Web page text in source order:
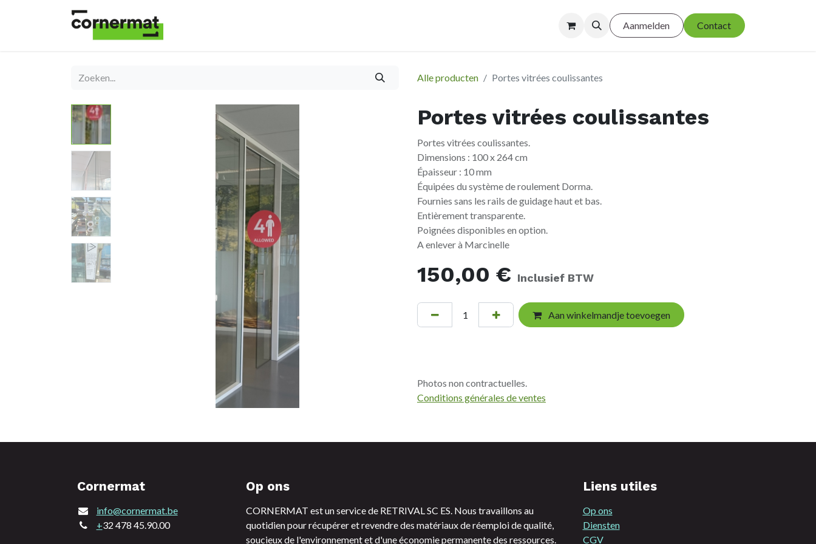
Aanmelden Contact
Alle producten Portes vitrées coulissantes
Portes vitrées coulissantes
Portes vitrées coulissantes.
Dimensions : 100 x 264 cm
Épaisseur : 10 mm
Équipées du système de roulement Dorma.
Fournies sans les rails de guidage haut et bas.
Entièrement transparente.
Poignées disponibles en option.
A enlever à Marcinelle
150,00 € Inclusief BTW
Aan winkelmandje toevoegen
Photos non contractuelles.
Conditions générales de ventes
Cornermat
info@cornermat.be
+32 478 45.90.00
Op ons
CORNERMAT est un service de RETRIVAL SC ES. Nous travaillons au
quotidien pour récupérer et revendre des matériaux de réemploi de qualité,
soucieux de l'environnement et d'une économie permanente des ressources.
Liens utiles
Op ons
Diensten
CGV